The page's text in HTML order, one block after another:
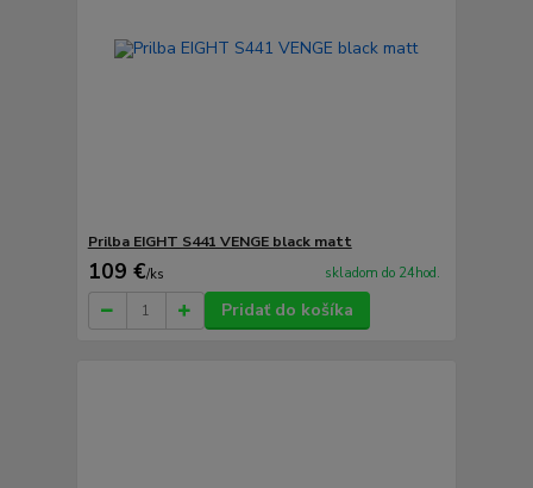
Prilba EIGHT S441 VENGE black matt
109 €/ks skladom do 24hod.
Pridať do košíka